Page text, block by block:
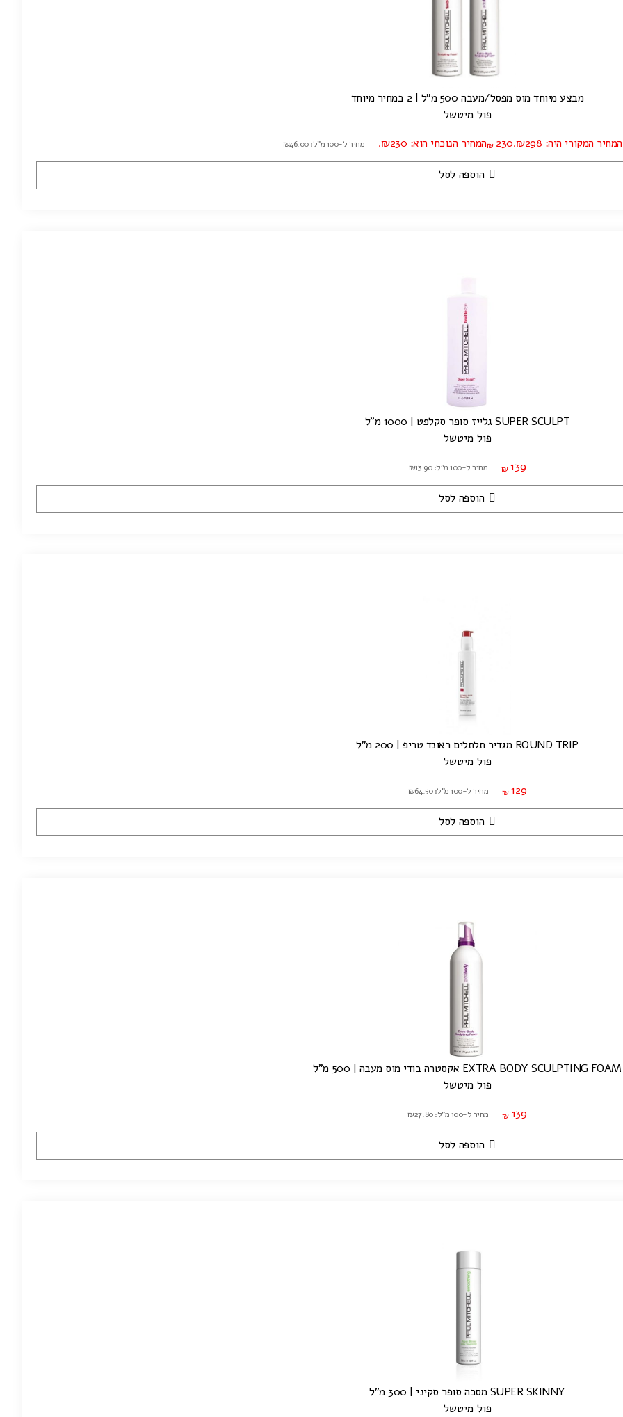
מבצע מיוחד מוס מפסל/מעבה 500 מ"ל | 2 במחיר מיוחד
פול מיטשל
המחיר המקורי היה: ₪298. ₪ 230 המחיר הנוכחי הוא: ₪230. מחיר ל-100 מ"ל: ₪46.00
הוספה לסל
SUPER SCULPT גלייז סופר סקלפט | 1000 מ"ל
פול מיטשל
₪ 139 מחיר ל-100 מ"ל: ₪13.90
הוספה לסל
ROUND TRIP מגדיר תלתלים ראונד טריפ | 200 מ"ל
פול מיטשל
₪ 129 מחיר ל-100 מ"ל: ₪64.50
הוספה לסל
EXTRA BODY SCULPTING FOAM אקסטרה בודי מוס מעבה | 500 מ"ל
פול מיטשל
₪ 139 מחיר ל-100 מ"ל: ₪27.80
הוספה לסל
SUPER SKINNY מסכה סופר סקיני | 300 מ"ל
פול מיטשל